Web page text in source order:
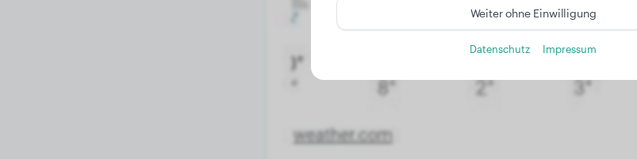
Weiter ohne Einwilligung
Datenschutz Impressum